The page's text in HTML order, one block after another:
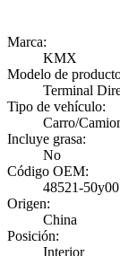
Marca:
KMX
Modelo de
Terminal
Tipo de vehículo:
Carro/
Incluye grasa:
No
Código OEM:
48521-50y00
Origen:
China
Posición:
Interior